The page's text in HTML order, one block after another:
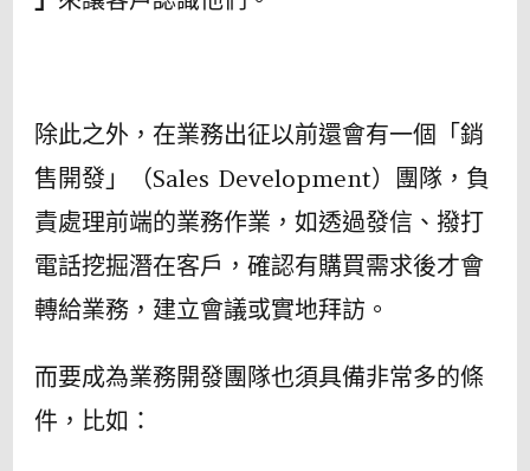
除此之外，在業務出征以前還會有一個「銷
售開發」（Sales Development）團隊，負
責處理前端的業務作業，如透過發信、撥打
電話挖掘潛在客戶，確認有購買需求後才會
轉給業務，建立會議或實地拜訪。
而要成為業務開發團隊也須具備非常多的條
件，比如：